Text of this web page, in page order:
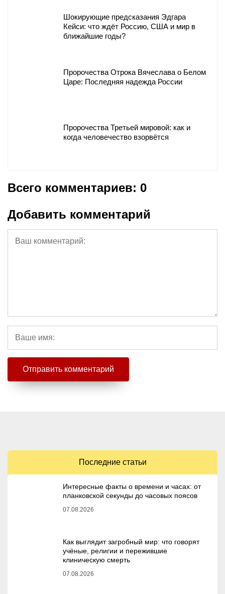
Шокирующие предсказания Эдгара
Кейси: что ждёт Россию, США и мир в
ближайшие годы?
Пророчества Отрока Вячеслава о Белом
Царе: Последняя надежда России
Пророчества Третьей мировой: как и
когда человечество взорвётся
Всего комментариев: 0
Добавить комментарий
Последние статьи
Интересные факты о времени и часах: от
планковской секунды до часовых поясов
07.08.2026
Как выглядит загробный мир: что говорят
учёные, религии и пережившие
клиническую смерть
07.08.2026